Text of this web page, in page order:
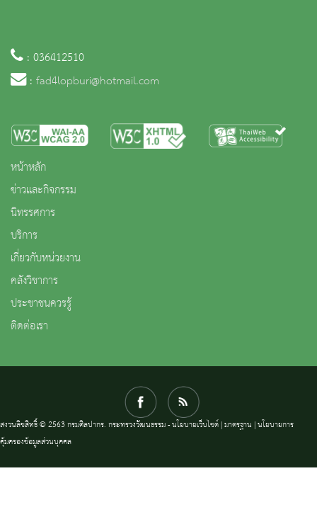
: 036412510
: fad4lopburi@hotmail.com
หน้าหลัก
ข่าวและกิจกรรม
นิทรรศการ
บริการ
เกี่ยวกับหน่วยงาน
คลังวิชาการ
ประชาชนควรรู้
ติดต่อเรา
สงวนลิขสิทธิ์ © 2563 กรมศิลปากร. กระทรวงวัฒนธรรม -นโยบายเว็บไซต์|มาตรฐาน |นโยบายการ
คุ้มครองข้อมูลส่วนบุคคล